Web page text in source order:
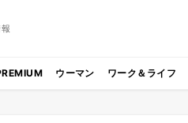
ウーマン ワーク＆ライフ